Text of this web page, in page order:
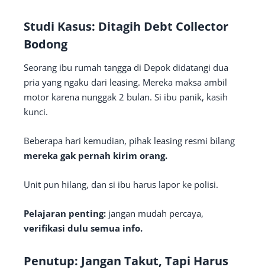
Studi Kasus: Ditagih Debt Collector
Bodong
Seorang ibu rumah tangga di Depok didatangi dua
pria yang ngaku dari leasing. Mereka maksa ambil
motor karena nunggak 2 bulan. Si ibu panik, kasih
kunci.
Beberapa hari kemudian, pihak leasing resmi bilang
mereka gak pernah kirim orang.
Unit pun hilang, dan si ibu harus lapor ke polisi.
Pelajaran penting: jangan mudah percaya,
verifikasi dulu semua info.
Penutup: Jangan Takut, Tapi Harus